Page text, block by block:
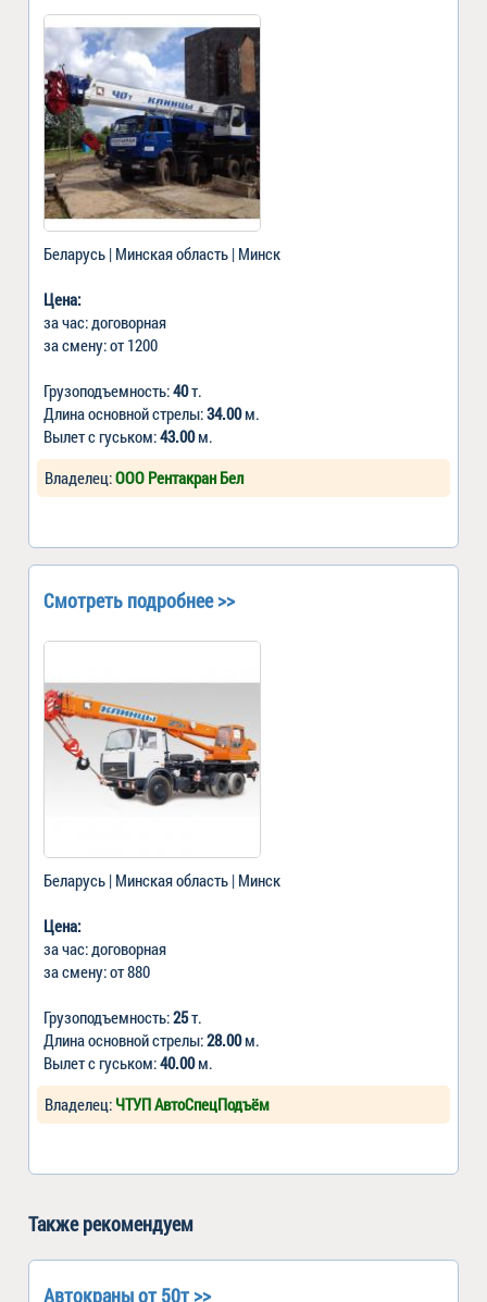
Беларусь | Минская область | Минск
Цена:
за час: договорная
за смену: от 1200
Грузоподъемность:40т.
Длина основной стрелы:34.00м.
Вылет с гуськом:43.00м.
Владелец:ООО Рентакран Бел
Смотреть подробнее >>
Беларусь | Минская область | Минск
Цена:
за час: договорная
за смену: от 880
Грузоподъемность:25т.
Длина основной стрелы:28.00м.
Вылет с гуськом:40.00м.
Владелец: ЧТУП АвтоСпецПодъём
Также рекомендуем
Автокраны от 50т >>